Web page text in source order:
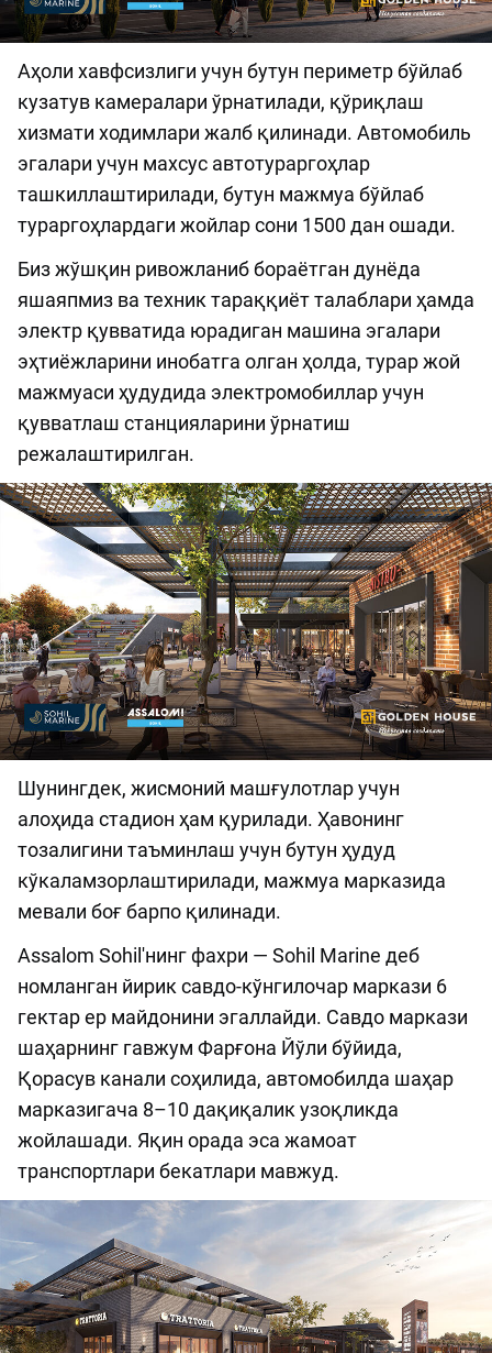
Аҳоли хавфсизлиги учун бутун периметр бўйлаб
кузатув камералари ўрнатилади, қўриқлаш
хизмати ходимлари жалб қилинади. Автомобиль
эгалари учун махсус автотураргоҳлар
ташкиллаштирилади, бутун мажмуа бўйлаб
тураргоҳлардаги жойлар сони 1500 дан ошади.
Биз жўшқин ривожланиб бораётган дунёда
яшаяпмиз ва техник тараққиёт талаблари ҳамда
электр қувватида юрадиган машина эгалари
эҳтиёжларини инобатга олган ҳолда, турар жой
мажмуаси ҳудудида электромобиллар учун
қувватлаш станцияларини ўрнатиш
режалаштирилган.
Шунингдек, жисмоний машғулотлар учун
алоҳида стадион ҳам қурилади. Ҳавонинг
тозалигини таъминлаш учун бутун ҳудуд
кўкаламзорлаштирилади, мажмуа марказида
мевали боғ барпо қилинади.
Assalom Sohil'нинг фахри — Sohil Marine деб
номланган йирик савдо-кўнгилочар маркази 6
гектар ер майдонини эгаллайди. Савдо маркази
шаҳарнинг гавжум Фарғона Йўли бўйида,
Қорасув канали соҳилида, автомобилда шаҳар
марказигача 8–10 дақиқалик узоқликда
жойлашади. Яқин орада эса жамоат
транспортлари бекатлари мавжуд.